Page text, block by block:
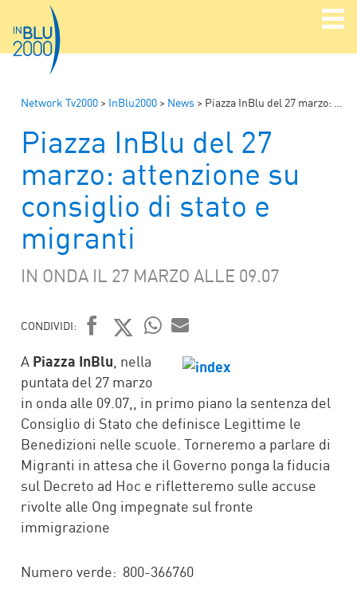
Network Tv2000 > InBlu2000 > News > Piazza InBlu del 27 marzo: attenzione su consiglio di stato e migranti
Piazza InBlu del 27
marzo: attenzione su
consiglio di stato e
migranti
IN ONDA IL 27 MARZO ALLE 09.07
CONDIVIDI:
FACEBOOK
TWITTER
WHATSAPP
MAIL
A Piazza InBlu , nella
puntata del 27 marzo
in onda alle 09.07,, in primo piano la sentenza del
Consiglio di Stato che definisce Legittime le
Benedizioni nelle scuole. Torneremo a parlare di
Migranti in attesa che il Governo ponga la fiducia
sul Decreto ad Hoc e rifletteremo sulle accuse
rivolte alle Ong impegnate sul fronte
immigrazione
Numero verde: 800-366760